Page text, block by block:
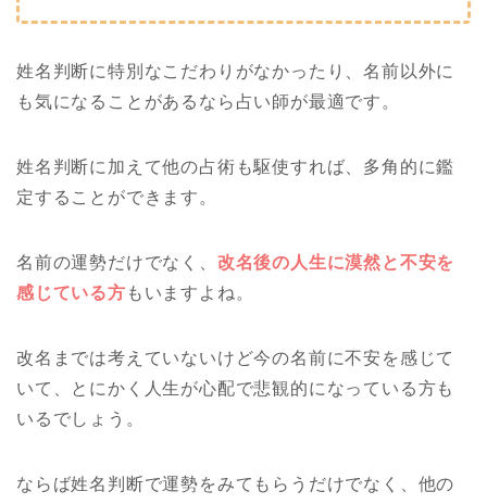
姓名判断に特別なこだわりがなかったり、名前以外に
も気になることがあるなら占い師が最適です。
姓名判断に加えて他の占術も駆使すれば、多角的に鑑
定することができます。
名前の運勢だけでなく、 改名後の人生に漠然と不安を
感じている方 もいますよね。
改名までは考えていないけど今の名前に不安を感じて
いて、とにかく人生が心配で悲観的になっている方も
いるでしょう。
ならば姓名判断で運勢をみてもらうだけでなく、他の